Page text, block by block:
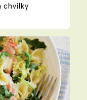
chvilky